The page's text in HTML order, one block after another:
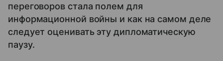
переговоров стала полем для
информационной войны и как на самом деле
следует оценивать эту дипломатическую
паузу.